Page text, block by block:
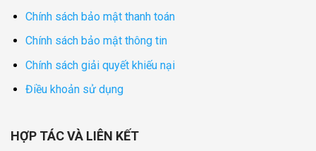
Chính sách bảo mật thanh toán
Chính sách bảo mật thông tin
Chính sách giải quyết khiếu nại
Điều khoản sử dụng
HỢP TÁC VÀ LIÊN KẾT